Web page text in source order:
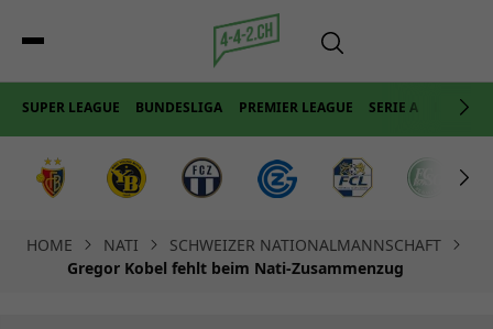
SUPER LEAGUE BUNDESLIGA PREMIER LEAGUE SERIE A LA LIGA
HOME NATI
SCHWEIZER NATIONALMANNSCHAFT
Gregor Kobel fehlt beim Nati-Zusammenzug